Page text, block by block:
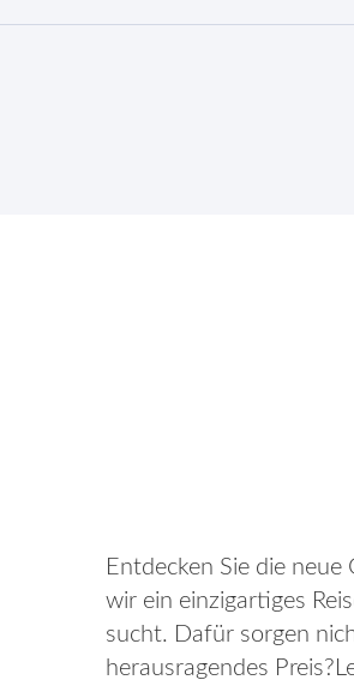
Entdecken Sie die
wir ein einzigartiges
sucht. Dafür sorgen
herausragendes